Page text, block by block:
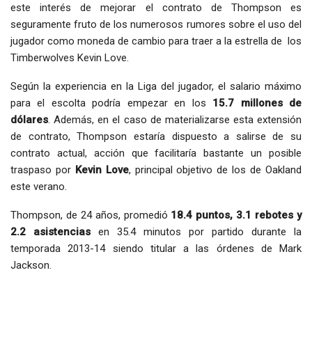
este interés de mejorar el contrato de Thompson es
seguramente fruto de los numerosos rumores sobre el uso del
jugador como moneda de cambio para traer a la estrella de los
Timberwolves Kevin Love.
Según la experiencia en la Liga del jugador, el salario máximo
para el escolta podría empezar en los 15.7 millones de
dólares. Además, en el caso de materializarse esta extensión
de contrato, Thompson estaría dispuesto a salirse de su
contrato actual, acción que facilitaría bastante un posible
traspaso por Kevin Love, principal objetivo de los de Oakland
este verano.
Thompson, de 24 años, promedió 18.4 puntos, 3.1 rebotes y
2.2 asistencias en 35.4 minutos por partido durante la
temporada 2013-14 siendo titular a las órdenes de Mark
Jackson.